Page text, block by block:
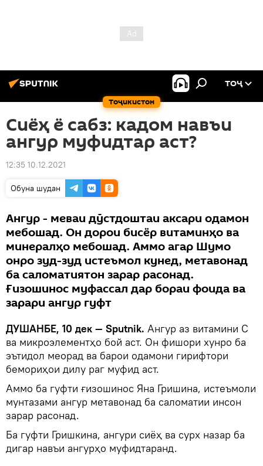
Тоҷикистон
ТОҶ
Сиёҳ ё сабз: кадом навъи
ангур муфидтар аст?
12:35 10.12.2021
Обуна шудан
Ангур - меваи дӯстдоштаи аксари одамон
мебошад. Он дорои бисёр витаминҳо ва
минералҳо мебошад. Аммо агар Шумо
онро зуд-зуд истеъмол кунед, метавонад
ба саломатиятон зарар расонад.
Ғизошинос муфассал дар бораи фоида ва
зарари ангур гуфт
ДУШАНБЕ, 10 дек — Sputnik. Ангур аз витамини С
ва микроэлементҳо бой аст. Он фишори хунро ба
эътидол меорад ва барои одамони гирифтори
бемориҳои дилу раг муфид аст.
Аммо ба гуфти ғизошинос Яна Гришина, истеъмоли
мунтазами ангур метавонад ба саломатии инсон
зарар расонад.
Ба гуфти Гришкина, ангури сиёҳ ва сурх назар ба
дигар навъи ангурҳо муфидтаранд.